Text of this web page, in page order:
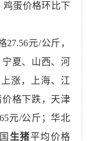
鸡蛋价格环比下
27.56元/公斤，
宁夏、山西、河
涨，上海、江
格下跌，天津
元/公斤；华北
生猪平均价格